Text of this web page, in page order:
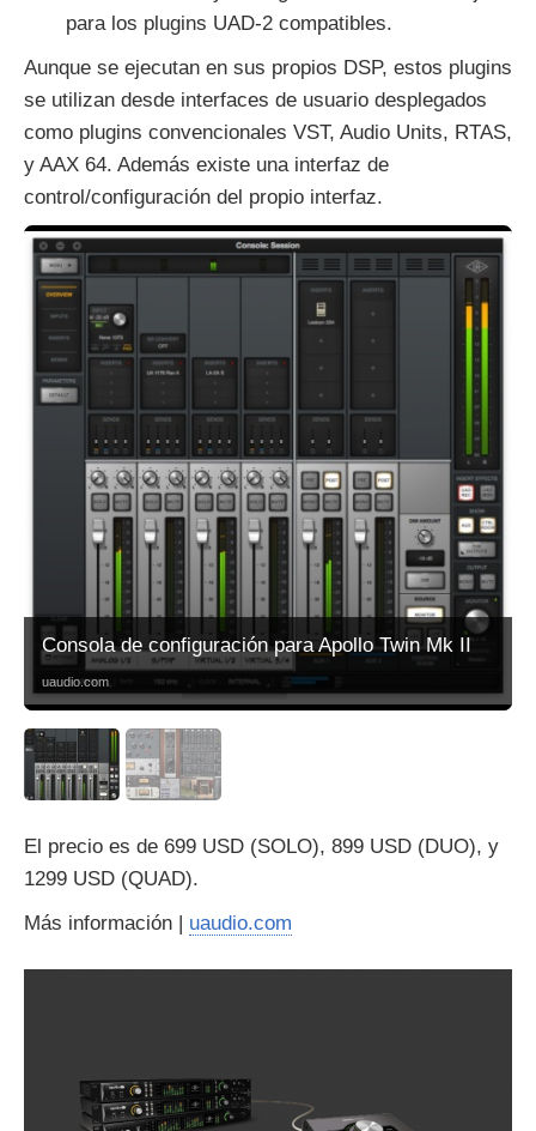
para los plugins UAD-2 compatibles.
Aunque se ejecutan en sus propios DSP, estos plugins
se utilizan desde interfaces de usuario desplegados
como plugins convencionales VST, Audio Units, RTAS,
y AAX 64. Además existe una interfaz de
control/configuración del propio interfaz.
Consola de configuración para Apollo Twin Mk II
uaudio.com
El precio es de 699 USD (SOLO), 899 USD (DUO), y
1299 USD (QUAD).
Más información | uaudio.com